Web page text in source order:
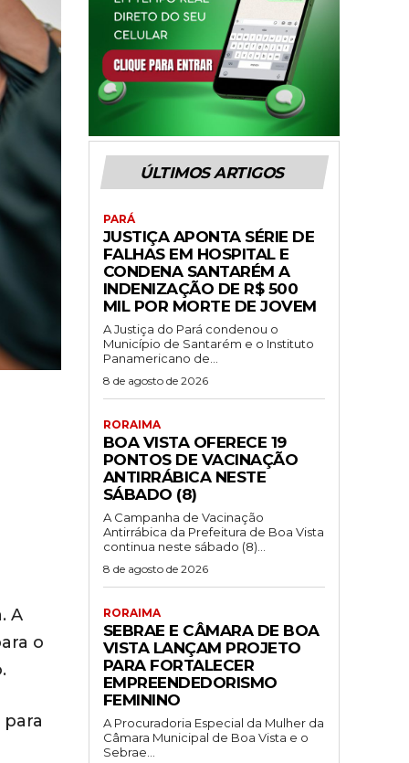
A
o
ÚLTIMOS ARTIGOS
PARÁ
JUSTIÇA APONTA SÉRIE DE
FALHAS EM HOSPITAL E
CONDENA SANTARÉM A
INDENIZAÇÃO DE R$ 500
MIL POR MORTE DE JOVEM
A Justiça do Pará condenou o
Município de Santarém e o Instituto
Panamericano de...
8 de agosto de 2026
RORAIMA
BOA VISTA OFERECE 19
PONTOS DE VACINAÇÃO
ANTIRRÁBICA NESTE
SÁBADO (8)
A Campanha de Vacinação
Antirrábica da Prefeitura de Boa Vista
continua neste sábado (8)...
8 de agosto de 2026
RORAIMA
SEBRAE E CÂMARA DE BOA
VISTA LANÇAM PROJETO
PARA FORTALECER
EMPREENDEDORISMO
FEMININO
A Procuradoria Especial da Mulher da
Câmara Municipal de Boa Vista e o
Sebrae...